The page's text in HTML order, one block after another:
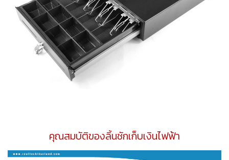
คุณสมบัติของลิ้นชักเก็บเงินไฟฟ้า